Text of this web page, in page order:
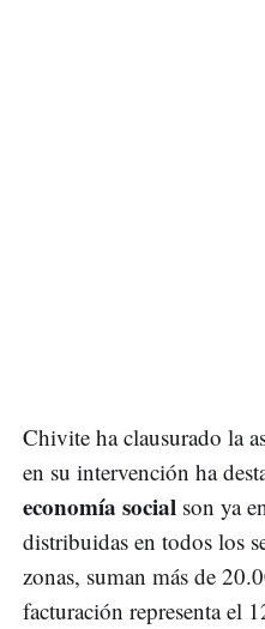
Chivite ha clausurado la
en su intervención ha
economía social son ya
distribuidas en todos los
zonas, suman más de
facturación representa el